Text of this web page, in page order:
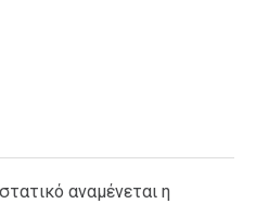
αναμένεται η